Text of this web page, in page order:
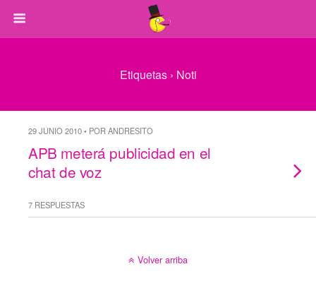
Etiquetas › Noti
29 JUNIO 2010 • POR ANDRESITO
APB meterá publicidad en el
chat de voz
7 RESPUESTAS
Volver arriba